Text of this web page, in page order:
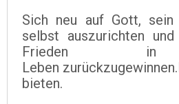
Sich neu auf Gott,
selbst auszurichten
Frieden in
Leben
bieten.